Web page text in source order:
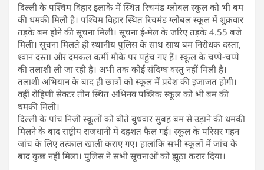
दिल्ली के पश्चिम विहार इलाके में स्थित रिचमंड ग्लोबल स्कूल को भी बम
की धमकी मिली है। पश्चिम विहार स्थित रिचमंड ग्लोबल स्कूल में शुक्रवार
तड़के बम होने की सूचना मिली। सूचना ई-मेल के जरिए तड़के 4.55 बजे
मिली। सूचना मिलते ही स्थानीय पुलिस के साथ साथ बम निरोधक दस्ता,
श्वान दस्ता और दमकल कर्मी मौके पर पहुंच गए हैं। स्कूल के चप्पे-चप्पे
की तलाशी ली जा रही है। अभी तक कोई संदिग्ध वस्तु नहीं मिली है।
तलाशी अभियान के बाद ही छात्रों को स्कूल में प्रवेश की इजाजत होगी।
वहीं रोहिणी सेक्टर तीन स्थित अभिनव पब्लिक स्कूल को भी बम की
धमकी मिली।
दिल्ली के पांच निजी स्कूलों को बीते बुधवार सुबह बम से उड़ाने की धमकी
मिलने के बाद राष्ट्रीय राजधानी में दहशत फैल गई। स्कूल के परिसर गहन
जांच के लिए तत्काल खाली कराए गए। हालांकि सभी स्कूलों में जांच के
बाद कुछ नहीं मिला। पुलिस ने सभी सूचनाओं को झूठा करार दिया।